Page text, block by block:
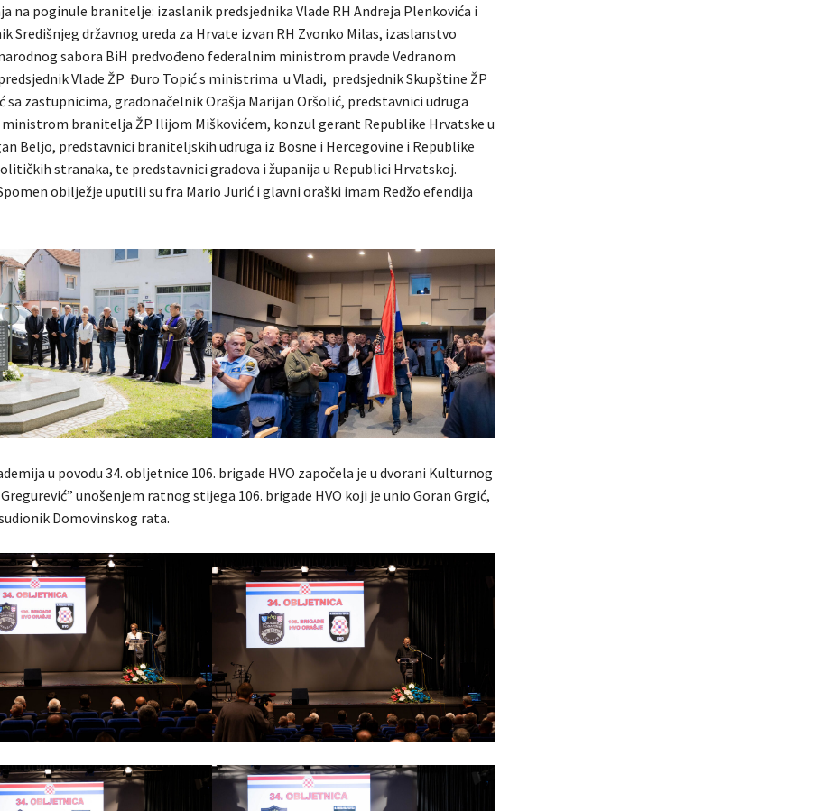
na poginule branitelje: izaslanik predsjednika Vlade RH Andreja Plenkovića i
Središnjeg državnog ureda za Hrvate izvan RH Zvonko Milas, izaslanstvo
sabora BiH predvođeno federalnim ministrom pravde Vedranom
Vlade ŽP Đuro Topić s ministrima u Vladi, predsjednik Skupštine ŽP
sa zastupnicima, gradonačelnik Orašja Marijan Oršolić, predstavnici udruga
branitelja ŽP Ilijom Miškovićem, konzul gerant Republike Hrvatske u
Beljo, predstavnici braniteljskih udruga iz Bosne i Hercegovine i Republike
stranaka, te predstavnici gradova i županija u Republici Hrvatskoj.
obilježje uputili su fra Mario Jurić i glavni oraški imam Redžo efendija
u povodu 34. obljetnice 106. brigade HVO započela je u dvorani Kulturnog
unošenjem ratnog stijega 106. brigade HVO koji je unio Goran Grgić,
Domovinskog rata.